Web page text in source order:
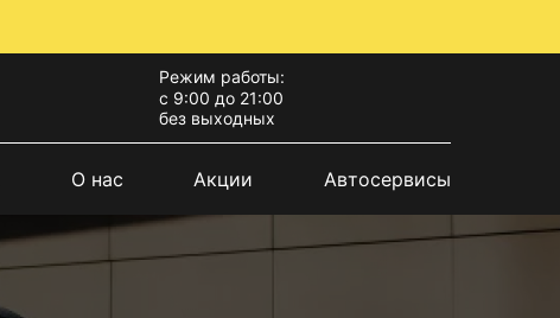
Режим работы:
с 9:00 до 21:00
без выходных
О нас Акции Автосервисы